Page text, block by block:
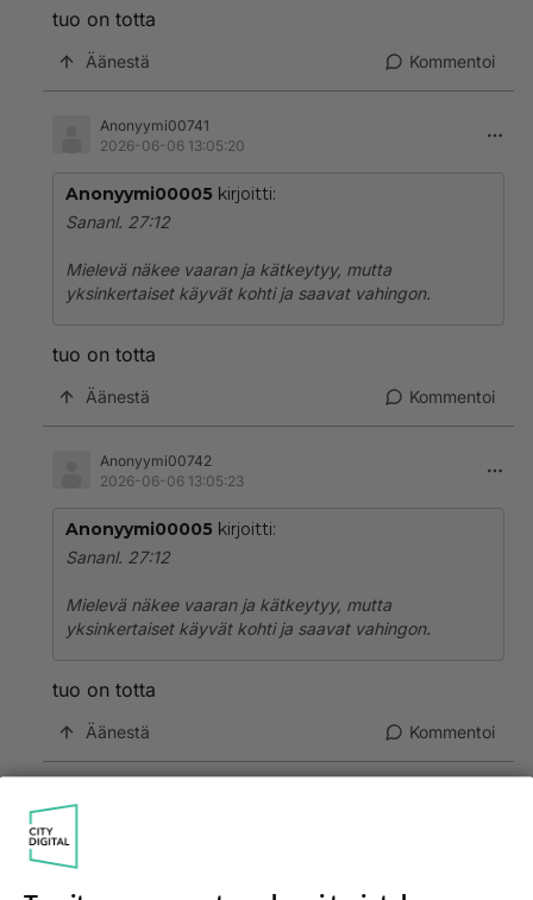
tuo on totta
Äänestä Kommentoi
Anonyymi00741
2026-06-06 13:05:20
Anonyymi00005 kirjoitti:
Sananl. 27:12
Mielevä näkee vaaran ja kätkeytyy, mutta
yksinkertaiset käyvät kohti ja saavat vahingon.
tuo on totta
Äänestä Kommentoi
Anonyymi00742
2026-06-06 13:05:23
Anonyymi00005 kirjoitti:
Sananl. 27:12
Mielevä näkee vaaran ja kätkeytyy, mutta
yksinkertaiset käyvät kohti ja saavat vahingon.
tuo on totta
Äänestä Kommentoi
Anonyymi00005
Sananl. 27:12